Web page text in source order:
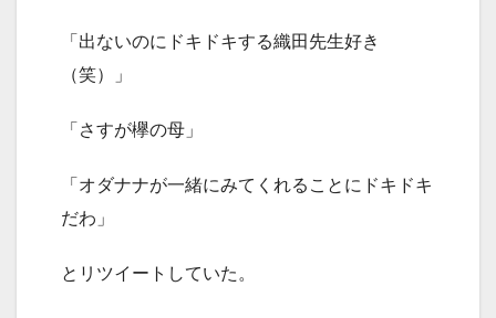
「出ないのにドキドキする織田先生好き
（笑）」
「さすが欅の母」
「オダナナが一緒にみてくれることにドキドキ
だわ」
とリツイートしていた。